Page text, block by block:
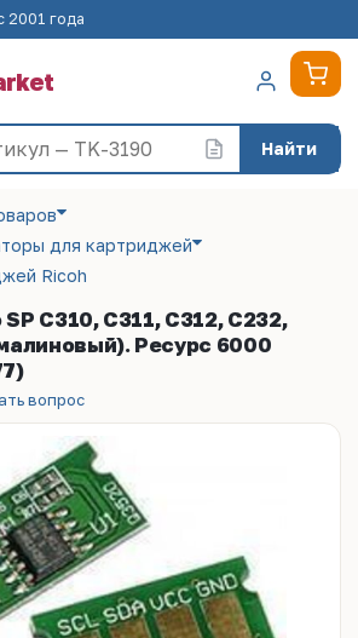
2001 года
Найти
для картриджей
Ricoh
C310, C311, C312, C232,
Ресурс 6000
вопрос